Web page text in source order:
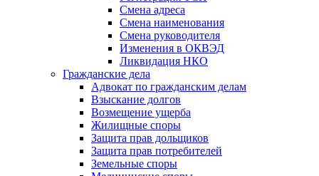
Смена адреса
Смена наименования
Смена руководителя
Изменения в ОКВЭД
Ликвидация НКО
Гражданские дела
Адвокат по гражданским делам
Взыскание долгов
Возмещение ущерба
Жилищные споры
Защита прав дольщиков
Защита прав потребителей
Земельные споры